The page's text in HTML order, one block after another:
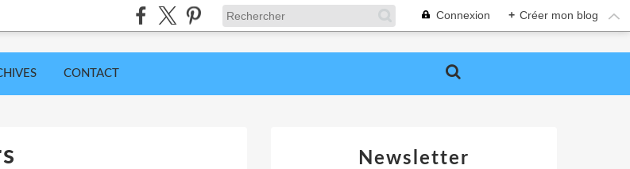
Connexion + Créer mon blog
CONTACT
Newsletter